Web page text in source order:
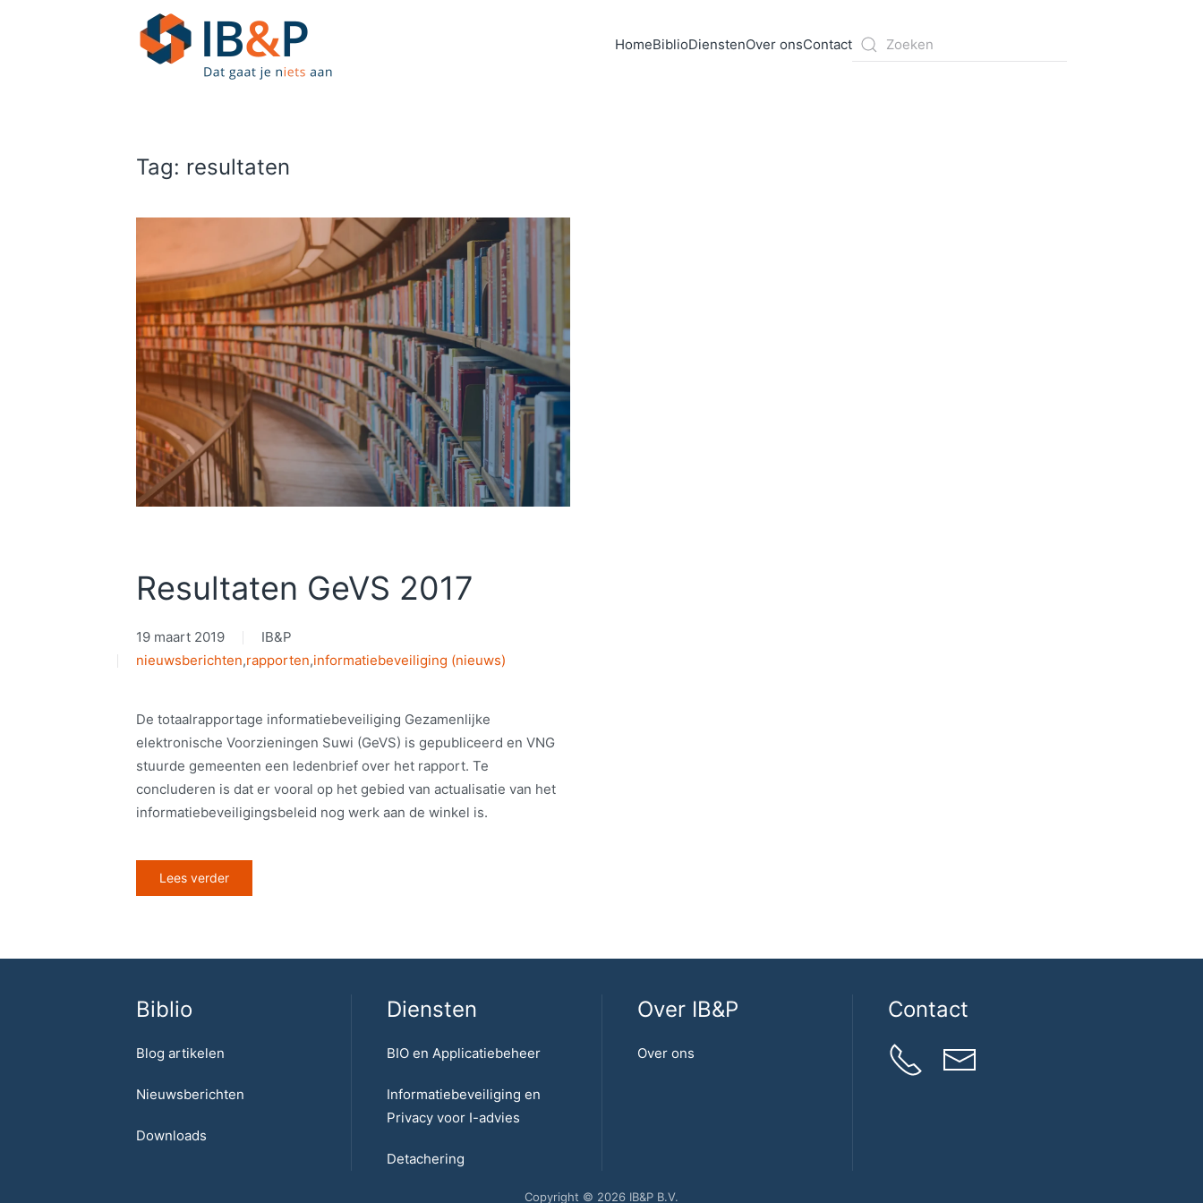
Skip to main content HomeBiblioDienstenOver onsContact
Tag: resultaten
Resultaten GeVS 2017
19 maart 2019
IB&P
nieuwsberichten,rapporten,informatiebeveiliging (nieuws)
De totaalrapportage informatiebeveiliging Gezamenlijke
elektronische Voorzieningen Suwi (GeVS) is gepubliceerd en VNG
stuurde gemeenten een ledenbrief over het rapport. Te
concluderen is dat er vooral op het gebied van actualisatie van het
informatiebeveiligingsbeleid nog werk aan de winkel is.
Lees verder
Biblio
Blog artikelen
Nieuwsberichten
Downloads
Diensten
BIO en Applicatiebeheer
Informatiebeveiliging en
Privacy voor I-advies
Detachering
Over IB&P
Over ons
Contact
Copyright © 2026 IB&P B.V.